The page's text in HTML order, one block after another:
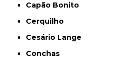
Capão Bonito
Cerquilho
Cesário Lange
Conchas